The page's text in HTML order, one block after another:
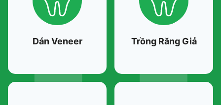
Dán Veneer Trồng Răng Giả